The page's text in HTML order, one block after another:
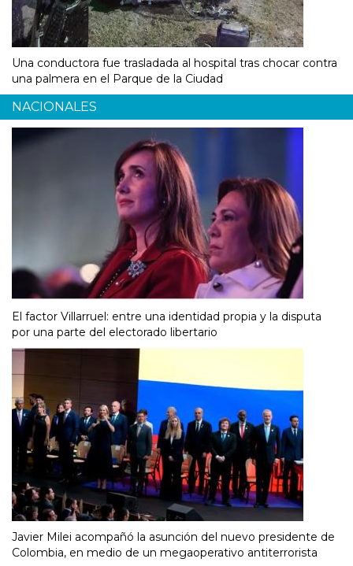
Una conductora fue trasladada al hospital tras chocar contra
una palmera en el Parque de la Ciudad
NACIONALES
El factor Villarruel: entre una identidad propia y la disputa
por una parte del electorado libertario
Javier Milei acompañó la asunción del nuevo presidente de
Colombia, en medio de un megaoperativo antiterrorista